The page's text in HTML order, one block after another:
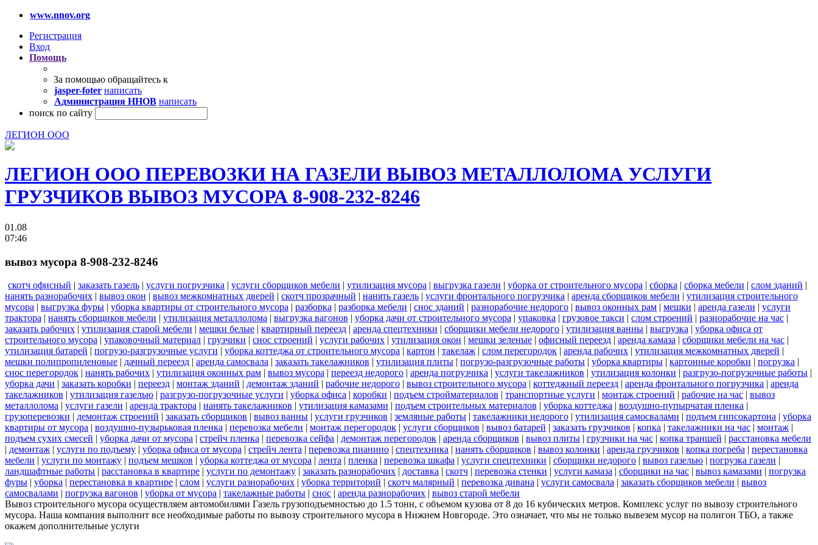
www.nnov.org
Регистрация
Вход
Помощь
За помощью обращайтесь к
jasper-foter написать
Администрация ННОВ написать
поиск по сайту
ЛЕГИОН ООО
ЛЕГИОН ООО ПЕРЕВОЗКИ НА ГАЗЕЛИ ВЫВОЗ МЕТАЛЛОЛОМА УСЛУГИ
ГРУЗЧИКОВ ВЫВОЗ МУСОРА 8-908-232-8246
01.08
07:46
вывоз мусора 8-908-232-8246
скотч офисный | заказать газель | услуги погрузчика | услуги сборщиков мебели | утилизация мусора | выгрузка газели | уборка от строительного мусора | сборка | сборка мебели | слом зданий |
нанять разнорабочих | вывоз окон | вывоз межкомнатных дверей | скотч прозрачный | нанять газель | услуги фронтального погрузчика | аренда сборщиков мебели | утилизация строительного
мусора | выгрузка фуры | уборка квартиры от строительного мусора | разборка | разборка мебели | снос зданий | разнорабочие недорого | вывоз оконных рам | мешки | аренда газели | услуги
трактора | нанять сборщиков мебели | утилизация металлолома | выгрузка вагонов | уборка дачи от строительного мусора | упаковка | грузовое такси | слом строений | разнорабочие на час |
заказать рабочих | утилизация старой мебели | мешки белые | квартирный переезд | аренда спецтехники | сборщики мебели недорого | утилизация ванны | выгрузка | уборка офиса от
строительного мусора | упаковочный материал | грузчики | снос строений | услуги рабочих | утилизация окон | мешки зеленые | офисный переезд | аренда камаза | сборщики мебели на час |
утилизация батарей | погрузо-разгрузочные услуги | уборка коттеджа от строительного мусора | картон | такелаж | слом перегородок | аренда рабочих | утилизация межкомнатных дверей |
мешки полипропиленовые | дачный переезд | аренда самосвала | заказать такелажников | утилизация плиты | погрузо-разгрузочные работы | уборка квартиры | картонные коробки | погрузка |
снос перегородок | нанять рабочих | утилизация оконных рам | вывоз мусора | переезд недорого | аренда погрузчика | услуги такелажников | утилизация колонки | разгрузо-погрузочные работы |
уборка дачи | заказать коробки | переезд | монтаж зданий | демонтаж зданий | рабочие недорого | вывоз строительного мусора | коттеджный переезд | аренда фронтального погрузчика | аренда
такелажников | утилизация газелью | разгрузо-погрузочные услуги | уборка офиса | коробки | подъем стройматериалов | транспортные услуги | монтаж строений | рабочие на час | вывоз
металлолома | услуги газели | аренда трактора | нанять такелажников | утилизация камазами | подъем строительных материалов | уборка коттеджа | воздушно-пупырчатая пленка |
грузоперевозки | демонтаж строений | заказать сборщиков | вывоз ванны | услуги грузчиков | земляные работы | такелажники недорого | утилизация самосвалами | подъем гипсокартона | уборка
квартиры от мусора | воздушно-пузырьковая пленка | перевозка мебели | монтаж перегородок | услуги сборщиков | вывоз батарей | заказать грузчиков | копка | такелажники на час | монтаж |
подъем сухих смесей | уборка дачи от мусора | стрейч пленка | перевозка сейфа | демонтаж перегородок | аренда сборщиков | вывоз плиты | грузчики на час | копка траншей | расстановка мебели
| демонтаж | услуги по подъему | уборка офиса от мусора | стрейч лента | перевозка пианино | спецтехника | нанять сборщиков | вывоз колонки | аренда грузчиков | копка погреба | перестановка
мебели | услуги по монтажу | подъем мешков | уборка коттеджа от мусора | лента | пленка | перевозка шкафа | услуги спецтехники | сборщики недорого | вывоз газелью | погрузка газели |
ландшафтные работы | расстановка в квартире | услуги по демонтажу | заказать разнорабочих | доставка | скотч | перевозка стенки | услуги камаза | сборщики на час | вывоз камазами | погрузка
фуры | уборка | перестановка в квартире | слом | услуги разнорабочих | уборка территорий | скотч малярный | перевозка дивана | услуги самосвала | заказать сборщиков мебели | вывоз
самосвалами | погрузка вагонов | уборка от мусора | такелажные работы | снос | аренда разнорабочих | вывоз старой мебели
Вывоз строительного мусора осуществляем автомобилями Газель грузоподъемностью до 1.5 тонн, с объемом кузова от 8 до 16 кубических метров. Комплекс услуг по вывозу строительного
мусора. Наша компания выполнит все необходимые работы по вывозу строительного мусора в Нижнем Новгороде. Это означает, что мы не только вывезем мусор на полигон ТБО, а также
окажем дополнительные услуги